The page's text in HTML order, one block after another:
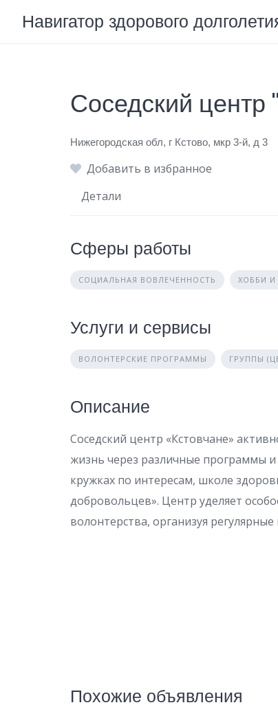
Навигатор здорового
Соседский центр
Нижегородская обл, г Кстово, мкр 3-й, д 3
Добавить в избранное
Детали
Сферы работы
СОЦИАЛЬНАЯ ВОВЛЕЧЕННОСТЬ ХОББИ И
Услуги и сервисы
ВОЛОНТЕРСКИЕ ПРОГРАММЫ ГРУППЫ
Описание
Соседский центр «Кстовчане»
жизнь через различные программы и
кружках по интересам, школе
добровольцев». Центр уделяет
волонтерства, организуя
Похожие объявления